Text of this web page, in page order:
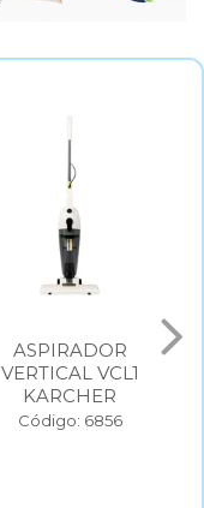
ASPIRADOR
VERTICAL VCL1
KARCHER
Código: 6856